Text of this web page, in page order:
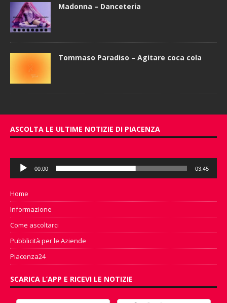
Madonna – Danceteria
Tommaso Paradiso – Agitare coca cola
ASCOLTA LE ULTIME NOTIZIE DI PIACENZA
Audio
Player
00:00 03:45
Home
Informazione
Come ascoltarci
Pubblicità per le Aziende
Piacenza24
SCARICA L’APP E RICEVI LE NOTIZIE